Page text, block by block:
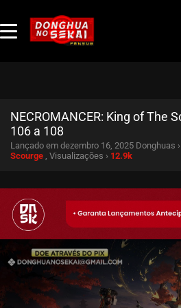
NECROMANCER: King of The
106 a 108
Lançado em dezembro 16, 2025 Donghuas ›
Scourge , Visualizações › 12.9k